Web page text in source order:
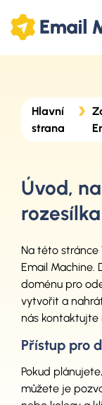
Hlavní
strana
Úvod,
rozesílka
Na této stránce
Email Machine.
doménu pro
vytvořit a
nás kontaktujte
Přístup pro
Pokud
můžete je